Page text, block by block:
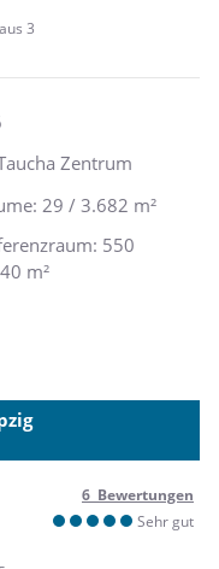
3
Zentrum
29 / 3.682 m²
550
m²
6 Bewertungen
Sehr gut